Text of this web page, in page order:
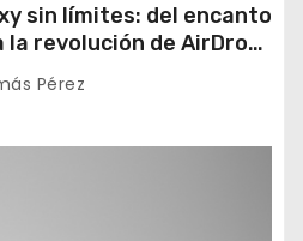
sin límites: del encanto
la revolución de AirDrop
Pérez